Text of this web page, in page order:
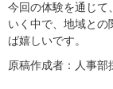
今回の体験を通じて
いく中で、地域と
ば嬉しいです。
原稿作成者：人事部